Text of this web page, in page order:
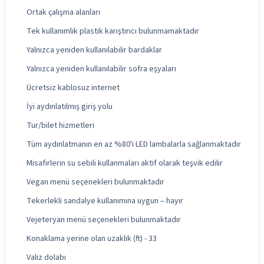
Ortak çalışma alanları
Tek kullanımlık plastik karıştırıcı bulunmamaktadır
Yalnızca yeniden kullanılabilir bardaklar
Yalnızca yeniden kullanılabilir sofra eşyaları
Ücretsiz kablosuz internet
İyi aydınlatılmış giriş yolu
Tur/bilet hizmetleri
Tüm aydınlatmanın en az %80'i LED lambalarla sağlanmaktadır
Misafirlerin su sebili kullanmaları aktif olarak teşvik edilir
Vegan menü seçenekleri bulunmaktadır
Tekerlekli sandalye kullanımına uygun – hayır
Vejeteryan menü seçenekleri bulunmaktadır
Konaklama yerine olan uzaklık (ft) - 33
Valiz dolabı